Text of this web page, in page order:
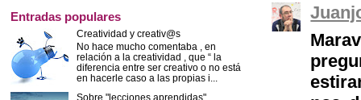
Entradas populares
Creatividad y creativ@s
No hace mucho comentaba , en
relación a la creatividad , que “ la
diferencia entre ser creativo o no está
en hacerle caso a las propias i...
Sobre "lecciones aprendidas"